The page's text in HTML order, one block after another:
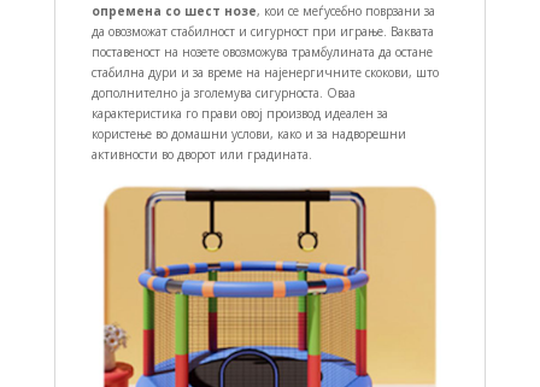
опремена со шест нозе, кои се меѓусебно поврзани за
да овозможат стабилност и сигурност при играње. Ваквата
поставеност на нозете овозможува трамбулината да остане
стабилна дури и за време на најенергичните скокови, што
дополнително ја зголемува сигурноста. Оваа
карактеристика го прави овој производ идеален за
користење во домашни услови, како и за надворешни
активности во дворот или градината.